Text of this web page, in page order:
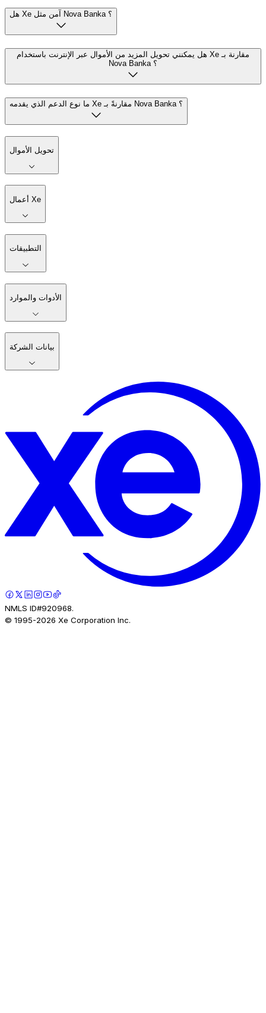
هل Xe آمن مثل Nova Banka ؟
هل يمكنني تحويل المزيد من الأموال عبر الإنترنت باستخدام Xe مقارنة بـ
Nova Banka ؟
ما نوع الدعم الذي يقدمه Xe مقارنةً بـ Nova Banka ؟
تحويل الأموال
أعمال Xe
التطبيقات
الأدوات والموارد
بيانات الشركة
NMLS ID#920968.
© 1995-2026 Xe Corporation Inc.